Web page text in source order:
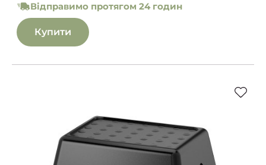
Відправимо протягом 24 годин
Купити